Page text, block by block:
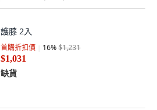
護膝 2入
首購折扣價 16%$1,231
$1,031
缺貨